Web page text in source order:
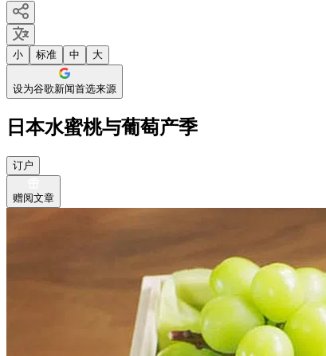
小 标准 中 大
设为谷歌新闻首选来源
日本水蜜桃与葡萄产季
订户
赠阅文章